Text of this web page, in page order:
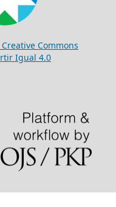
Commons
Igual 4.0